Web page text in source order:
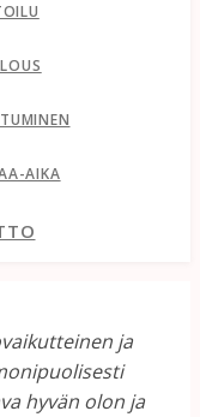
AIKA
ja
hyvän olon ja